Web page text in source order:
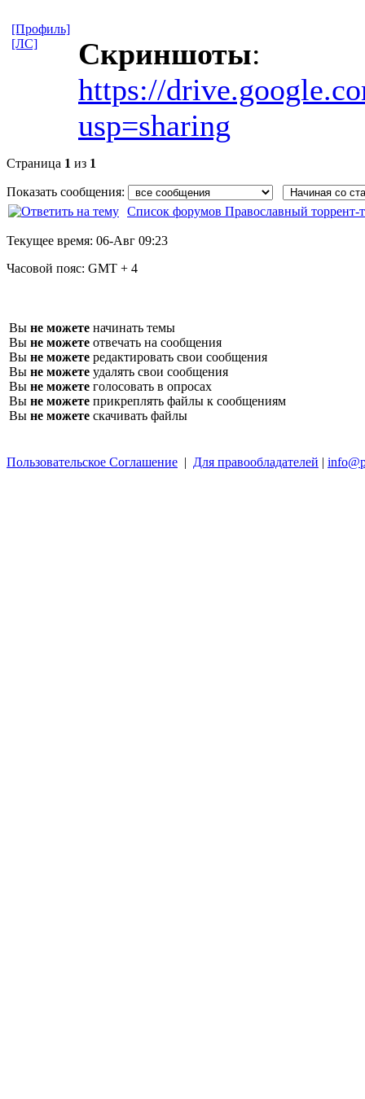
Скриншоты:
https://
usp=sharing
[Профиль]
[ЛС]
Страница 1 из 1
Показать сообщения:
Список форумов Православный торрент-
Текущее время: 06-Авг 09:23
Часовой пояс: GMT + 4
Вы не можете начинать темы
Вы не можете отвечать на сообщения
Вы не можете редактировать свои сообщения
Вы не можете удалять свои сообщения
Вы не можете голосовать в опросах
Вы не можете прикреплять файлы к сообщениям
Вы не можете скачивать файлы
Пользовательское Соглашение | Для правообладателей |